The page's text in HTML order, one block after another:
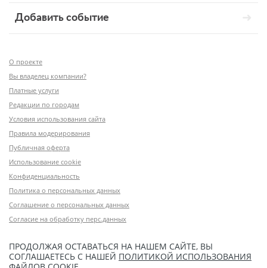
Добавить событие
О проекте
Вы владелец компании?
Платные услуги
Редакции по городам
Условия использования сайта
Правила модерирования
Публичная оферта
Использование cookie
Конфиденциальность
Политика о персональных данных
Соглашение о персональных данных
Согласие на обработку перс.данных
ПРОДОЛЖАЯ ОСТАВАТЬСЯ НА НАШЕМ САЙТЕ, ВЫ
СОГЛАШАЕТЕСЬ С НАШЕЙ ПОЛИТИКОЙ ИСПОЛЬЗОВАНИЯ